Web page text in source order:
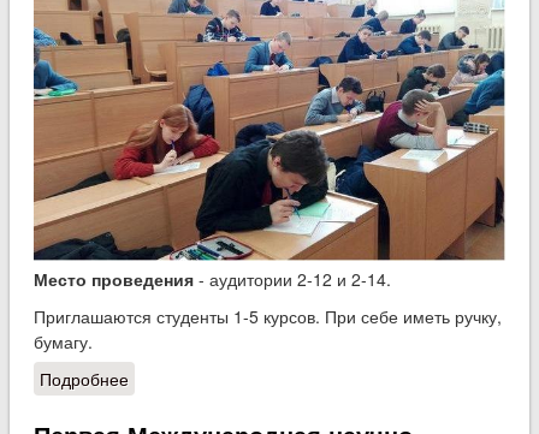
Место проведения- аудитории 2-12 и 2-14.
Приглашаются студенты 1-5 курсов. При себе иметь ручку,
бумагу.
Подробнеео Олимпиада по математике